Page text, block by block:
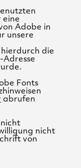
eine
Adobe in
unsere
die
Adresse
Fonts
abrufen
nicht
nicht
von